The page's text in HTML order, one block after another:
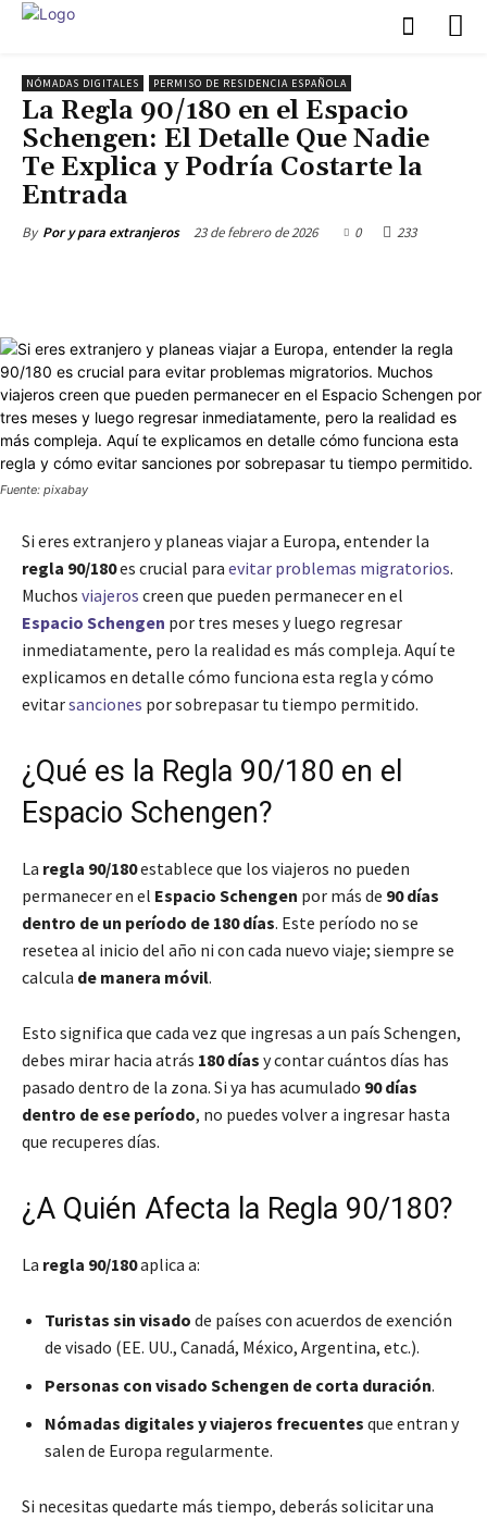
NÓMADAS DIGITALES PERMISO DE RESIDENCIA ESPAÑOLA
La Regla 90/180 en el Espacio
Schengen: El Detalle Que Nadie
Te Explica y Podría Costarte la
Entrada
By Por y para extranjeros 23 de febrero de 2026 0 233
Fuente: pixabay
Si eres extranjero y planeas viajar a Europa, entender la
regla 90/180es crucial para evitar problemas migratorios.
Muchos viajeros creen que pueden permanecer en el
Espacio Schengen por tres meses y luego regresar
inmediatamente, pero la realidad es más compleja. Aquí te
explicamos en detalle cómo funciona esta regla y cómo
evitarsanciones por sobrepasar tu tiempo permitido.
¿Qué es la Regla 90/180 en el
Espacio Schengen?
La regla 90/180establece que los viajeros no pueden
permanecer en el Espacio Schengen por más de 90 días
dentro de un período de 180 días. Este período no se
resetea al inicio del año ni con cada nuevo viaje; siempre se
calcula de manera móvil.
Esto significa que cada vez que ingresas a un país Schengen,
debes mirar hacia atrás 180 días y contar cuántos días has
pasado dentro de la zona. Si ya has acumulado 90 días
dentro de ese período, no puedes volver a ingresar hasta
que recuperes días.
¿A Quién Afecta la Regla 90/180?
La regla 90/180aplica a:
Turistas sin visado de países con acuerdos de exención
de visado (EE. UU., Canadá, México, Argentina, etc.).
Personas con visado Schengen de corta duración.
Nómadas digitales y viajeros frecuentes que entran y
salen de Europa regularmente.
Si necesitas quedarte más tiempo, deberás solicitar una